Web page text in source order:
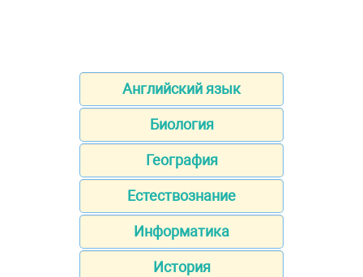
Английский язык
Биология
География
Естествознание
Информатика
История